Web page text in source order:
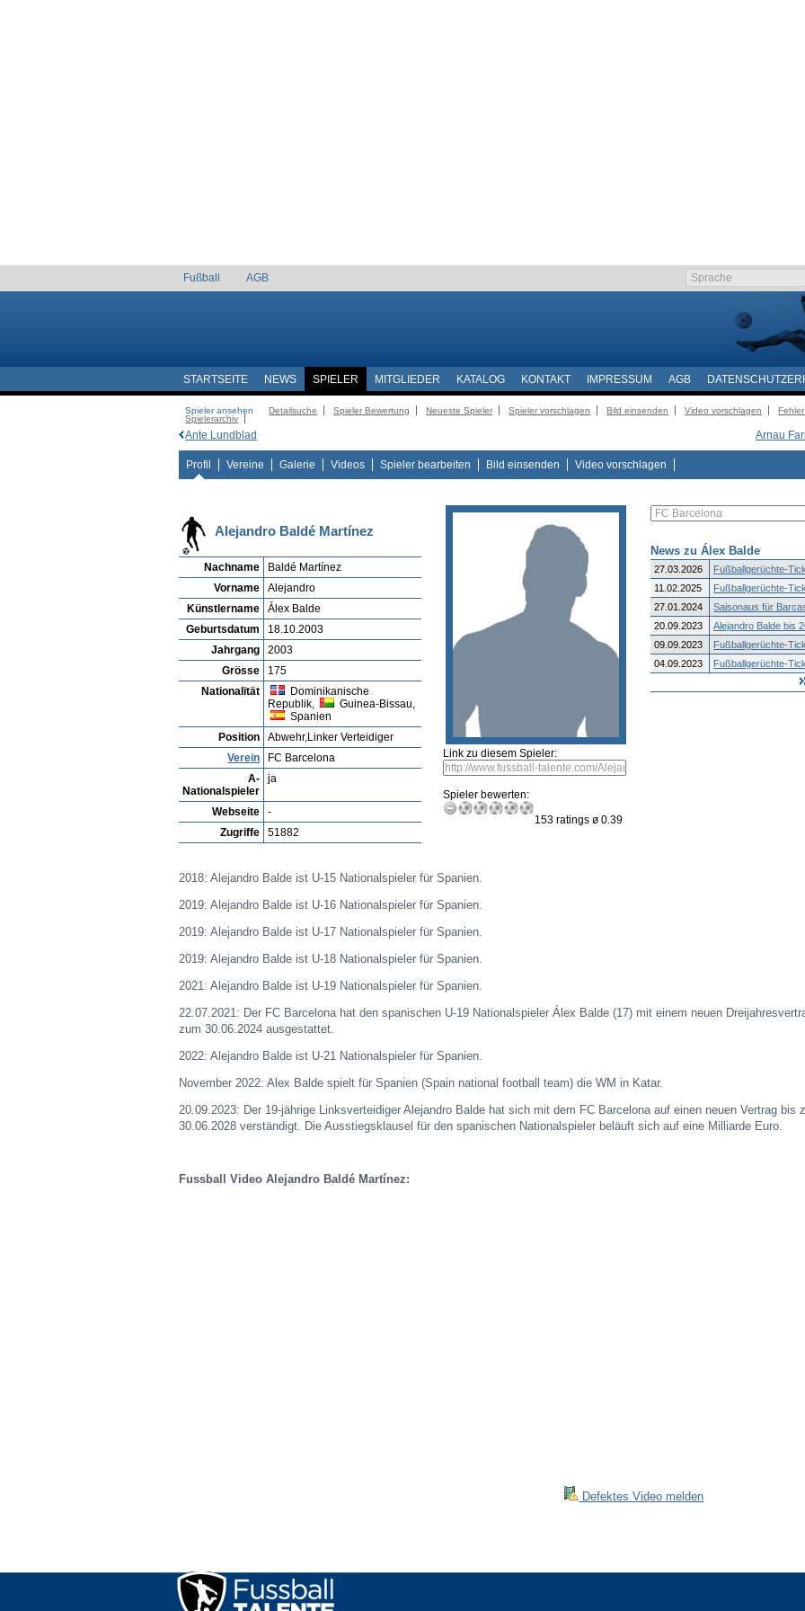
Fußball AGB
STARTSEITE NEWS SPIELER MITGLIEDER KATALOG KONTAKT IMPRESSUM AGB
Spieler ansehen Detailsuche Spieler Bewertung Neueste Spieler Spieler vorschlagen Bild einsenden Video vorschlagen
Spielerarchiv
Arnau
Ante Lundblad
Profil Vereine Galerie Videos Spieler bearbeiten Bild einsenden Video vorschlagen
Alejandro Baldé Martínez
Nachname
Baldé Martínez
Vorname
Alejandro
Künstlername
Álex Balde
Geburtsdatum
18.10.2003
Jahrgang
2003
Grösse
175
Nationalität
Dominikanische
Republik,
Guinea-Bissau,
Spanien
Position
Abwehr,Linker Verteidiger
Verein
FC Barcelona
A-
Nationalspieler
ja
Webseite
-
Zugriffe
51882
Link zu diesem Spieler:
Spieler bewerten:
153 ratings ø 0.39
News zu Álex Balde
27.03.2026
Fußballgerüchte-
11.02.2025
Fußballgerüchte-
27.01.2024
Saisonaus für Barcas
20.09.2023
Alejandro Balde bis
09.09.2023
Fußballgerüchte-
04.09.2023
Fußballgerüchte-
2018: Alejandro Balde ist U-15 Nationalspieler für Spanien.
2019: Alejandro Balde ist U-16 Nationalspieler für Spanien.
2019: Alejandro Balde ist U-17 Nationalspieler für Spanien.
2019: Alejandro Balde ist U-18 Nationalspieler für Spanien.
2021: Alejandro Balde ist U-19 Nationalspieler für Spanien.
22.07.2021: Der FC Barcelona hat den spanischen U-19 Nationalspieler Álex Balde (17) mit einem neuen
zum 30.06.2024 ausgestattet.
2022: Alejandro Balde ist U-21 Nationalspieler für Spanien.
November 2022: Alex Balde spielt für Spanien (Spain national football team) die WM in Katar.
20.09.2023: Der 19-jährige Linksverteidiger Alejandro Balde hat sich mit dem FC Barcelona auf einen neuen Vertrag bis
30.06.2028 verständigt. Die Ausstiegsklausel für den spanischen Nationalspieler beläuft sich auf eine Milliarde Euro.
Fussball Video Alejandro Baldé Martínez:
Defektes Video melden